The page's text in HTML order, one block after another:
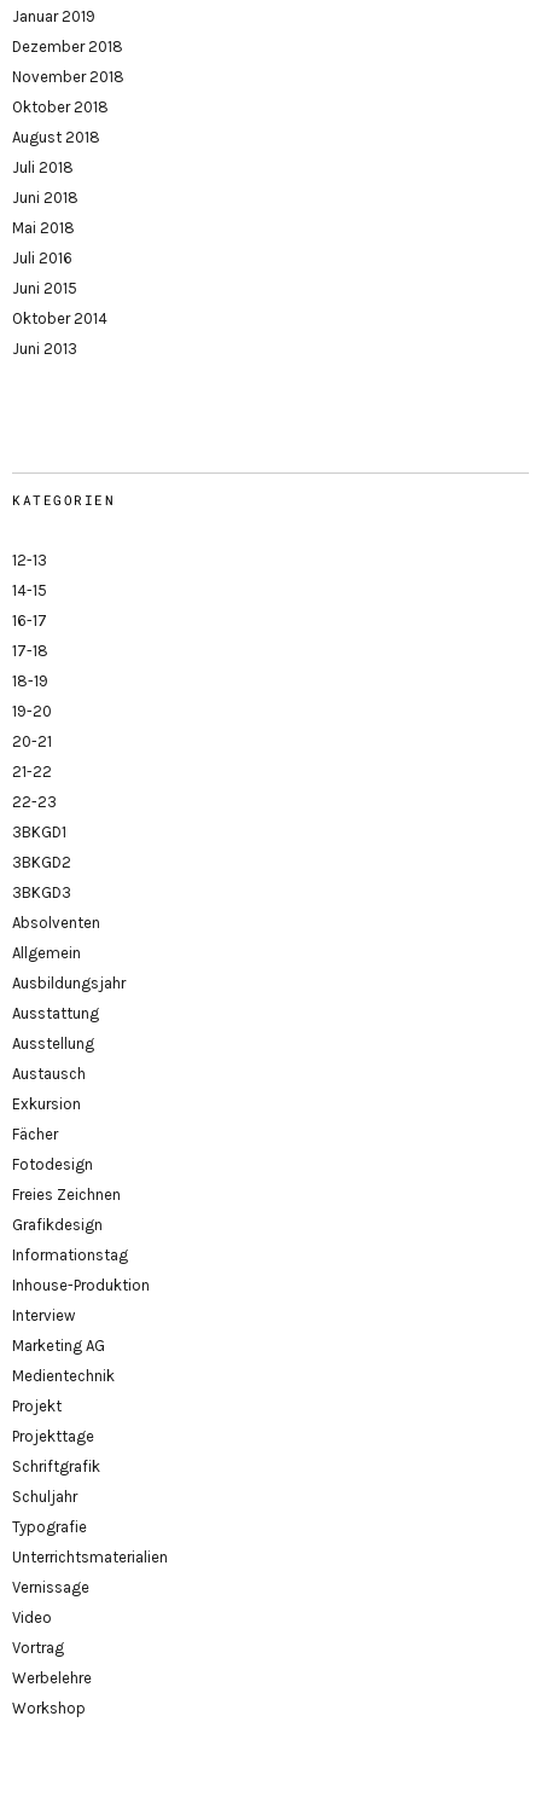
Januar 2019
Dezember 2018
November 2018
Oktober 2018
August 2018
Juli 2018
Juni 2018
Mai 2018
Juli 2016
Juni 2015
Oktober 2014
Juni 2013
KATEGORIEN
12-13
14-15
16-17
17-18
18-19
19-20
20-21
21-22
22-23
3BKGD1
3BKGD2
3BKGD3
Absolventen
Allgemein
Ausbildungsjahr
Ausstattung
Ausstellung
Austausch
Exkursion
Fächer
Fotodesign
Freies Zeichnen
Grafikdesign
Informationstag
Inhouse-Produktion
Interview
Marketing AG
Medientechnik
Projekt
Projekttage
Schriftgrafik
Schuljahr
Typografie
Unterrichtsmaterialien
Vernissage
Video
Vortrag
Werbelehre
Workshop